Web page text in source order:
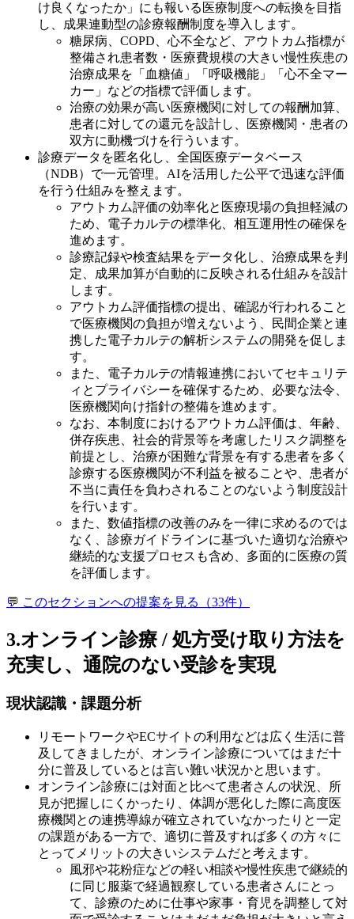
け良くなったか」にも報いる医療制度への転換を目指
し、成果連動型の診療報酬制度を導入します。
糖尿病、COPD、心不全など、アウトカム指標が
整備され患者数・医療費規模の大きい慢性疾患の
治療成果を「血糖値」「呼吸機能」「心不全マー
カー」などの指標で評価します。
治療の効果が高い医療機関に対しての報酬加算、
患者に対しての還元を設計し、医療機関・患者の
双方に動機づけを行ういます。
診療データを匿名化し、全国医療データベース
（NDB）で一元管理。AIを活用した公平で迅速な評価
を行う仕組みを整えます。
アウトカム評価の効率化と医療現場の負担軽減の
ため、電子カルテの標準化、相互運用性の確保を
進めます。
診療記録や検査結果をデータ化し、治療成果を判
定、成果加算が自動的に反映される仕組みを設計
します。
アウトカム評価指標の提出、確認が行われること
で医療機関の負担が増えないよう、民間企業と連
携した電子カルテの解析システムの開発を促しま
す。
また、電子カルテの情報連携においてセキュリテ
ィとプライバシーを確保するため、必要な法令、
医療機関向け指針の整備を進めます。
なお、本制度におけるアウトカム評価は、年齢、
併存疾患、社会的背景等を考慮したリスク調整を
前提とし、治療が困難な背景を有する患者を多く
診療する医療機関が不利益を被ることや、患者が
不当に責任を負わされることのないよう制度設計
を行います。
また、数値指標の改善のみを一律に求めるのでは
なく、診療ガイドラインに基づいた適切な治療や
継続的な支援プロセスも含め、多面的に医療の質
を評価します。
💬 このセクションへの提案を見る（33件）
3.オンライン診療 / 処方受け取り方法を
充実し、通院のない受診を実現
現状認識・課題分析
リモートワークやECサイトの利用などは広く生活に普
及してきましたが、オンライン診療についてはまだ十
分に普及しているとは言い難い状況かと思います。
オンライン診療には対面と比べて患者さんの状況、所
見が把握しにくかったり、体調が悪化した際に高度医
療機関との連携導線が確立されていなかったりと一定
の課題がある一方で、適切に普及すれば多くの方々に
とってメリットの大きいシステムだと考えます。
風邪や花粉症などの軽い相談や慢性疾患で継続的
に同じ服薬で経過観察している患者さんにとっ
て、診療のために仕事や家事・育児を調整して対